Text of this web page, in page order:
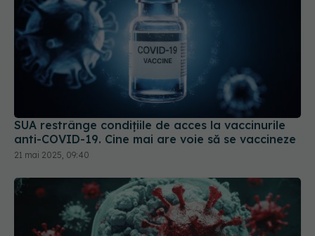
SUA restrânge condiţiile de acces la vaccinurile
anti-COVID-19. Cine mai are voie să se vaccineze